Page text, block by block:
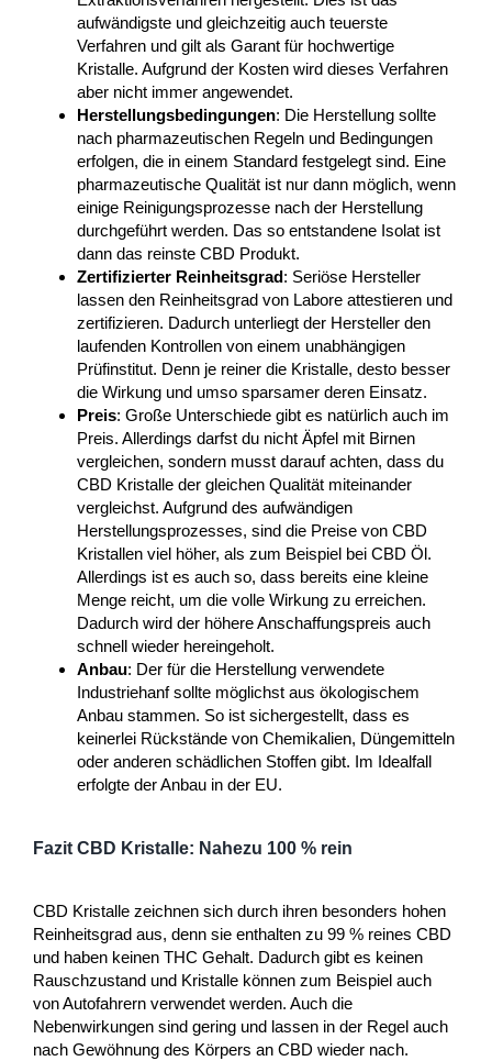
aufwändigste und gleichzeitig auch teuerste
Verfahren und gilt als Garant für hochwertige
Kristalle. Aufgrund der Kosten wird dieses Verfahren
aber nicht immer angewendet.
Herstellungsbedingungen: Die Herstellung sollte
nach pharmazeutischen Regeln und Bedingungen
erfolgen, die in einem Standard festgelegt sind. Eine
pharmazeutische Qualität ist nur dann möglich, wenn
einige Reinigungsprozesse nach der Herstellung
durchgeführt werden. Das so entstandene Isolat ist
dann das reinste CBD Produkt.
Zertifizierter Reinheitsgrad: Seriöse Hersteller
lassen den Reinheitsgrad von Labore attestieren und
zertifizieren. Dadurch unterliegt der Hersteller den
laufenden Kontrollen von einem unabhängigen
Prüfinstitut. Denn je reiner die Kristalle, desto besser
die Wirkung und umso sparsamer deren Einsatz.
Preis: Große Unterschiede gibt es natürlich auch im
Preis. Allerdings darfst du nicht Äpfel mit Birnen
vergleichen, sondern musst darauf achten, dass du
CBD Kristalle der gleichen Qualität miteinander
vergleichst. Aufgrund des aufwändigen
Herstellungsprozesses, sind die Preise von CBD
Kristallen viel höher, als zum Beispiel bei CBD Öl.
Allerdings ist es auch so, dass bereits eine kleine
Menge reicht, um die volle Wirkung zu erreichen.
Dadurch wird der höhere Anschaffungspreis auch
schnell wieder hereingeholt.
Anbau: Der für die Herstellung verwendete
Industriehanf sollte möglichst aus ökologischem
Anbau stammen. So ist sichergestellt, dass es
keinerlei Rückstände von Chemikalien, Düngemitteln
oder anderen schädlichen Stoffen gibt. Im Idealfall
erfolgte der Anbau in der EU.
Fazit CBD Kristalle: Nahezu 100 % rein
CBD Kristalle zeichnen sich durch ihren besonders hohen
Reinheitsgrad aus, denn sie enthalten zu 99 % reines CBD
und haben keinen THC Gehalt. Dadurch gibt es keinen
Rauschzustand und Kristalle können zum Beispiel auch
von Autofahrern verwendet werden. Auch die
Nebenwirkungen sind gering und lassen in der Regel auch
nach Gewöhnung des Körpers an CBD wieder nach.